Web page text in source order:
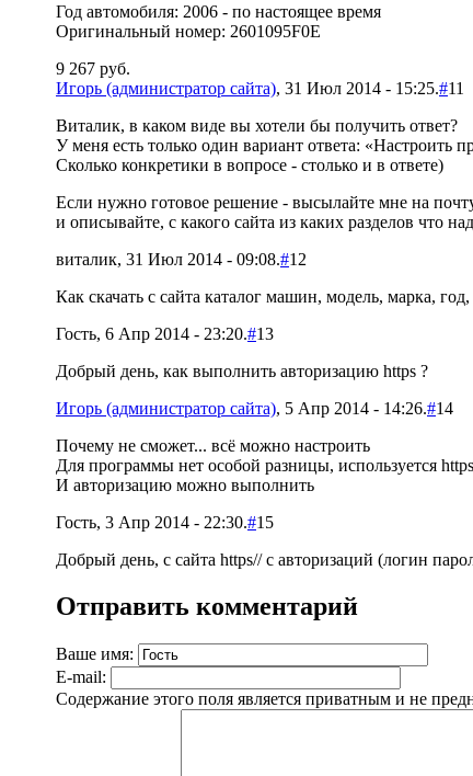
Год автомобиля: 2006 - по настоящее время
Оригинальный номер: 2601095F0E
9 267 руб.
Игорь (администратор сайта), 31 Июл 2014 - 15:25.#11
Виталик, в каком виде вы хотели бы получить ответ?
У меня есть только один вариант ответа: «Настроить
Сколько конкретики в вопросе - столько и в ответе)
Если нужно готовое решение - высылайте мне на
и описывайте, с какого сайта из каких разделов что
виталик, 31 Июл 2014 - 09:08.#12
Как скачать с сайта каталог машин, модель, марка, год,
Гость, 6 Апр 2014 - 23:20.#13
Добрый день, как выполнить авторизацию https ?
Игорь (администратор сайта), 5 Апр 2014 - 14:26.#14
Почему не сможет... всё можно настроить
Для программы нет особой разницы, используется
И авторизацию можно выполнить
Гость, 3 Апр 2014 - 22:30.#15
Добрый день, с сайта https// с авторизаций (логин
Отправить комментарий
Ваше имя:
E-mail:
Содержание этого поля является приватным и не